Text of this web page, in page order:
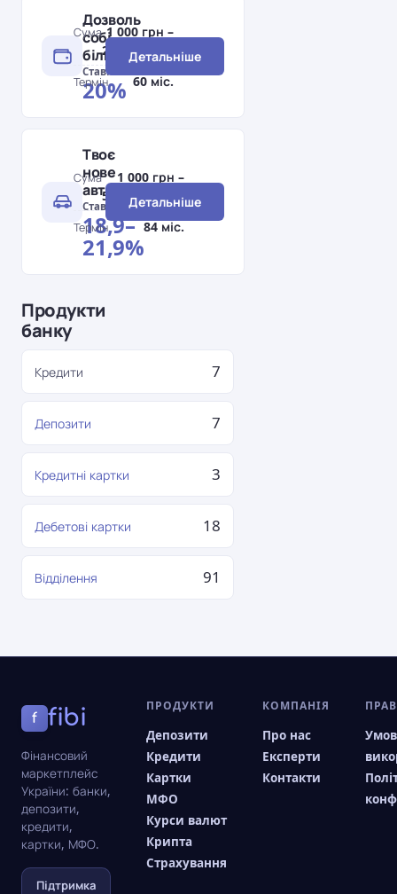
Дозволь
собі
більше
Ставка
20%
Сума 1 000 грн –
200 000 грн
Термін 60 міс.
Детальніше
Твоє
нове
авто
Ставка
18,9–
21,9%
Сума
1 000 грн –
5 000 000 грн
Термін 84 міс.
Детальніше
Продукти
банку
Кредити 7
Депозити 7
Кредитні картки 3
Дебетові картки 18
Відділення 91
f fibi
Фінансовий
маркетплейс
України: банки,
депозити,
кредити,
картки, МФО.
Підтримка
ПРОДУКТИ
Депозити
Кредити
Картки
МФО
Курси валют
Крипта
Страхування
КОМПАНІЯ
Про нас
Експерти
Контакти